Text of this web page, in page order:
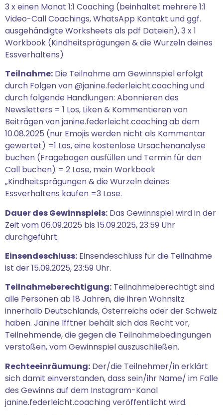
3 x einen Monat 1:1 Coaching (beinhaltet mehrere 1:1
Video-Call Coachings, WhatsApp Kontakt und ggf.
ausgehändigte Worksheets als pdf Dateien), 3 x 1
Workbook (Kindheitsprägungen & die Wurzeln deines
Essverhaltens)
Teilnahme: Die Teilnahme am Gewinnspiel erfolgt
durch Folgen von @janine.federleicht.coaching und
durch folgende Handlungen: Abonnieren des
Newsletters = 1 Los, Liken & Kommentieren von
Beiträgen von janine.federleicht.coaching ab dem
10.08.2025 (nur Emojis werden nicht als Kommentar
gewertet) =1 Los, eine kostenlose Ursachenanalyse
buchen (Fragebogen ausfüllen und Termin für den
Call buchen) = 2 Lose, mein Workbook
„Kindheitsprägungen & die Wurzeln deines
Essverhaltens kaufen =3 Lose.
Dauer des Gewinnspiels: Das Gewinnspiel wird in der
Zeit vom 06.09.2025 bis 15.09.2025, 23:59 Uhr
durchgeführt.
Einsendeschluss: Einsendeschluss für die Teilnahme
ist der 15.09.2025, 23:59 Uhr.
Teilnahmeberechtigung: Teilnahmeberechtigt sind
alle Personen ab 18 Jahren, die ihren Wohnsitz
innerhalb Deutschlands, Österreichs oder der Schweiz
haben. Janine Ifftner behält sich das Recht vor,
Teilnehmende, die gegen die Teilnahmebedingungen
verstoßen, vom Gewinnspiel auszuschließen.
Rechteeinräumung: Der/die Teilnehmer/in erklärt
sich damit einverstanden, dass sein/ihr Name/ im Falle
des Gewinns auf dem Instagram-Kanal
janine.federleicht.coaching veröffentlicht wird.